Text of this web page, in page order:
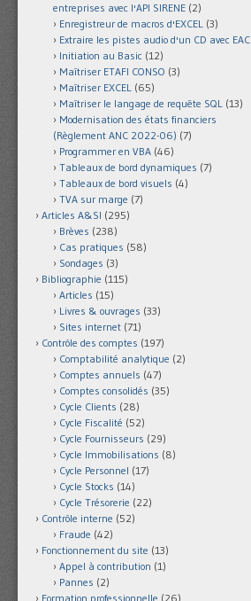
entreprises avec l'API SIRENE (2)
Enregistreur de macros d'EXCEL (3)
Extraire les pistes audio d'un CD avec EAC
Initiation au Basic (12)
Maîtriser ETAFI CONSO (3)
Maîtriser EXCEL (65)
Maîtriser le langage de requête SQL (13)
Modernisation des états financiers
(Règlement ANC 2022-06) (7)
Programmer en VBA (46)
Tableaux de bord dynamiques (7)
Tableaux de bord visuels (4)
TVA sur marge (7)
Articles A&SI (295)
Brèves (238)
Cas pratiques (58)
Sondages (3)
Bibliographie (115)
Articles (15)
Livres & ouvrages (33)
Sites internet (71)
Contrôle des comptes (197)
Comptabilité analytique (2)
Comptes annuels (47)
Comptes consolidés (35)
Cycle Clients (28)
Cycle Fiscalité (52)
Cycle Fournisseurs (29)
Cycle Immobilisations (8)
Cycle Personnel (17)
Cycle Stocks (14)
Cycle Trésorerie (22)
Contrôle interne (52)
Fraude (42)
Fonctionnement du site (13)
Appel à contribution (1)
Pannes (2)
Formation professionnelle (26)